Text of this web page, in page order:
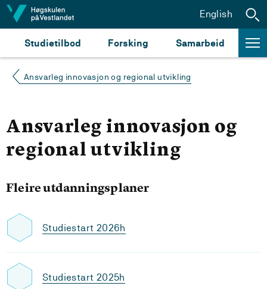
Hopp til innhald
Studietilbod Forsking Samarbeid
English
Ansvarleg innovasjon og regional utvikling
Ansvarleg innovasjon og
regional utvikling
Fleire utdanningsplaner
Studiestart 2026h
Studiestart 2025h